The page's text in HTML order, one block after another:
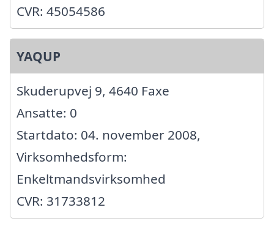
CVR: 45054586
YAQUP
Skuderupvej 9, 4640 Faxe
Ansatte: 0
Startdato: 04. november 2008,
Virksomhedsform:
Enkeltmandsvirksomhed
CVR: 31733812